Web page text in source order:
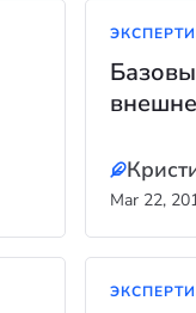
Mar 22,